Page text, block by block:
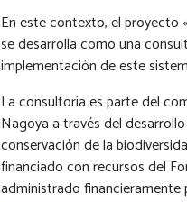
En este contexto, el proyecto
se desarrolla como una
implementación de este
La consultoría es parte del
Nagoya a través del
conservación de la
financiado con recursos del
administrado financieramente